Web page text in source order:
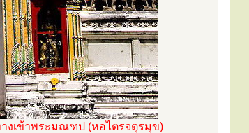
างเข้าพระมณฑป (หอไตรจตุรมุข)